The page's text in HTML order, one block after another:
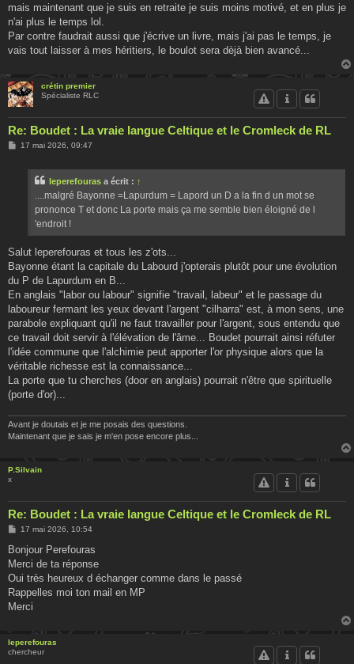
mais maintenant que je suis en retraite je suis moins motivé, et en plus je
n'ai plus le temps lol.
Par contre faudrait aussi que j'écrive un livre, mais j'ai pas le temps, je
vais tout laisser à mes héritiers, le boulot sera dèjà bien avancé...
crétin premier
Spécialiste RLC
Re: Boudet : La vraie langue Celtique et le Cromleck de RL
M17 mai 2026, 09:47
leperefouras a écrit : ↑
....malgré Bayonne =Lapurdum = Lapord un D a la fin d un mot se
prononce T et donc La porte mais ça me semble bien éloigné de l
'endroit !
Salut leperefouras et tous les z'ots...
Bayonne étant la capitale du Labourd j'opterais plutôt pour une évolution
du P de Lapurdum en B...
En anglais "labor ou labour" signifie "travail, labeur" et le passage du
laboureur fermant les yeux devant l'argent "cilharra" est, à mon sens, une
parabole expliquant qu'il ne faut travailler pour l'argent, sous entendu que
ce travail doit servir à l'élévation de l'âme... Boudet pourrait ainsi réfuter
l'idée commune que l'alchimie peut apporter l'or physique alors que la
véritable richesse est la connaissance...
La porte que tu cherches (door en anglais) pourrait n'être que spirituelle
(porte d'or)...
Avant je doutais et je me posais des questions.
Maintenant que je sais je m'en pose encore plus...
P.Silvain
x
Re: Boudet : La vraie langue Celtique et le Cromleck de RL
M
s
a
g
17 mai 2026, 10:54
Bonjour Perefouras
Merci de ta réponse
Oui très heureux d échanger comme dans le passé
Rappelles moi ton mail en MP
Merci
leperefouras
chercheur